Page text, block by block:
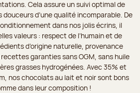
Cela assure un suivi optimal de
d’une qualité incomparable. De
dans nos jolis écrins, il
valeurs : respect de l’humain et de
d’origine naturelle, provenance
garanties sans OGM, sans huile
grasses hydrogénées. Avec 35% et
nos chocolats au lait et noir sont bons
dans leur composition !